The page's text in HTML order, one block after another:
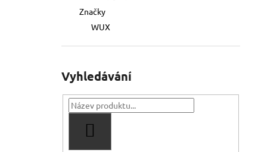
Značky
WUX
Vyhledávání